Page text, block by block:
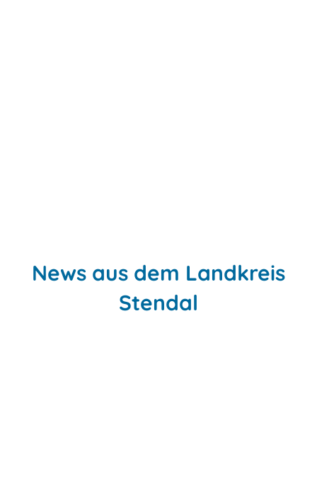
News aus dem Landkreis
Stendal